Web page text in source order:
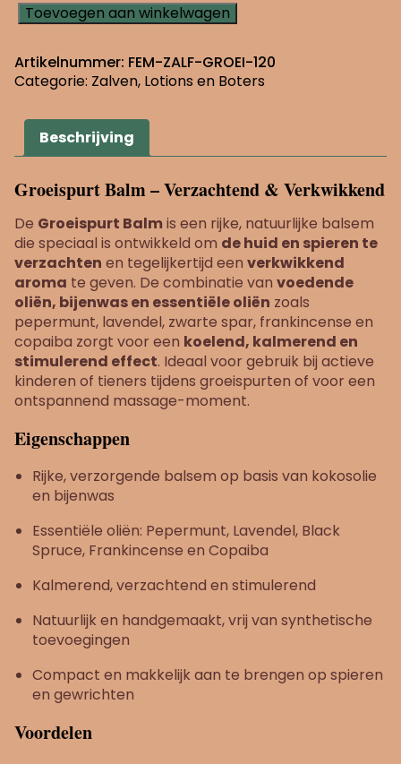
Groeispurtbalm
groot
Toevoegen aan winkelwagen
Artikelnummer: FEM-ZALF-GROEI-120
Categorie: Zalven, Lotions en Boters
Beschrijving
Groeispurt Balm – Verzachtend & Verkwikkend
De Groeispurt Balmis een rijke, natuurlijke balsem
die speciaal is ontwikkeld om de huid en spieren te
verzachten en tegelijkertijd een verkwikkend
aroma te geven. De combinatie van voedende
oliën, bijenwas en essentiële oliën zoals
pepermunt, lavendel, zwarte spar, frankincense en
copaiba zorgt voor een koelend, kalmerend en
stimulerend effect. Ideaal voor gebruik bij actieve
kinderen of tieners tijdens groeispurten of voor een
ontspannend massage-moment.
Eigenschappen
Rijke, verzorgende balsem op basis van kokosolie
en bijenwas
Essentiële oliën: Pepermunt, Lavendel, Black
Spruce, Frankincense en Copaiba
Kalmerend, verzachtend en stimulerend
Natuurlijk en handgemaakt, vrij van synthetische
toevoegingen
Compact en makkelijk aan te brengen op spieren
en gewrichten
Voordelen